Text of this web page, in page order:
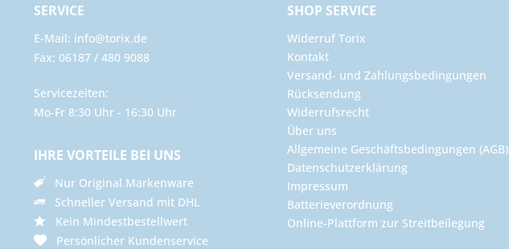
SERVICE
E-Mail: info@torix.de
Fax: 06187 / 480 9088
Servicezeiten:
Mo-Fr 8:30 Uhr - 16:30 Uhr
IHRE VORTEILE BEI UNS
Nur Original Markenware
Schneller Versand mit DHL
Kein Mindestbestellwert
Persönlicher Kundenservice
SHOP SERVICE
Widerruf Torix
Kontakt
Versand- und Zahlungsbedingungen
Rücksendung
Widerrufsrecht
Über uns
Allgemeine Geschäftsbedingungen (AGB)
Datenschutzerklärung
Impressum
Batterieverordnung
Online-Plattform zur Streitbeilegung